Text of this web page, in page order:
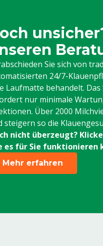
Sie sich von
24/7-
Laufmatte behandelt.
nur minimale
Über 2000
steigern so die
nicht überzeugt?
es für Sie funktionieren
Mehr erfahren